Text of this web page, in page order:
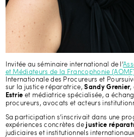
Invitée au séminaire international de l’
et Médiateurs de la Francophonie
Internationale des Procureurs et
sur la justice réparatrice,Sandy Grenier,
Estrie et médiatrice spécialisée, a
procureurs, avocats et acteurs
Sa participation s’inscrivait dans une
expériences concrètes de justice
judiciaires et institutionnels